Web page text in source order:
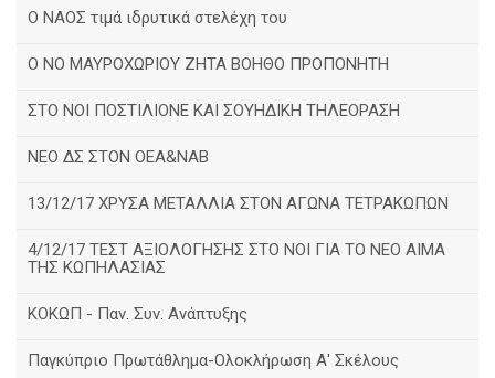
Ο ΝΑΟΣ τιμά ιδρυτικά στελέχη του
Ο ΝΟ ΜΑΥΡΟΧΩΡΙΟΥ ΖΗΤΑ ΒΟΗΘΟ ΠΡΟΠΟΝΗΤΗ
ΣΤΟ ΝΟΙ ΠΟΣΤΙΛΙΟΝΕ ΚΑΙ ΣΟΥΗΔΙΚΗ ΤΗΛΕΟΡΑΣΗ
ΝΕΟ ΔΣ ΣΤΟΝ ΟΕΑ&ΝΑΒ
13/12/17 ΧΡΥΣΑ ΜΕΤΑΛΛΙΑ ΣΤΟΝ ΑΓΩΝΑ ΤΕΤΡΑΚΩΠΩΝ
4/12/17 ΤΕΣΤ ΑΞΙΟΛΟΓΗΣΗΣ ΣΤΟ ΝΟΙ ΓΙΑ ΤΟ ΝΕΟ ΑΙΜΑ
ΤΗΣ ΚΩΠΗΛΑΣΙΑΣ
ΚΟΚΩΠ - Παν. Συν. Ανάπτυξης
Παγκύπριο Πρωτάθλημα-Ολοκλήρωση Α' Σκέλους